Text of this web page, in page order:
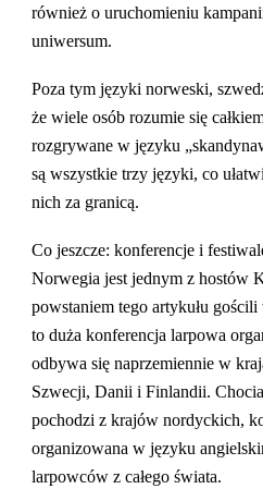
również o uruchomieniu
uniwersum.
Poza tym języki norweski,
że wiele osób rozumie się
rozgrywane w języku
są wszystkie trzy języki, co
nich za granicą.
Co jeszcze: konferencje i
Norwegia jest jednym z hostów
powstaniem tego artykułu
to duża konferencja larpowa
odbywa się naprzemiennie w
Szwecji, Danii i Finlandii.
pochodzi z krajów nordyckich,
organizowana w języku
larpowców z całego świata.